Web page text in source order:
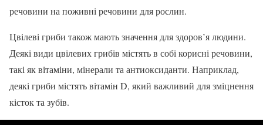
речовини на поживні речовини для рослин.
Цвілеві гриби також мають значення для здоров’я людини.
Деякі види цвілевих грибів містять в собі корисні речовини,
такі як вітаміни, мінерали та антиоксиданти. Наприклад,
деякі гриби містять вітамін D, який важливий для зміцнення
кісток та зубів.